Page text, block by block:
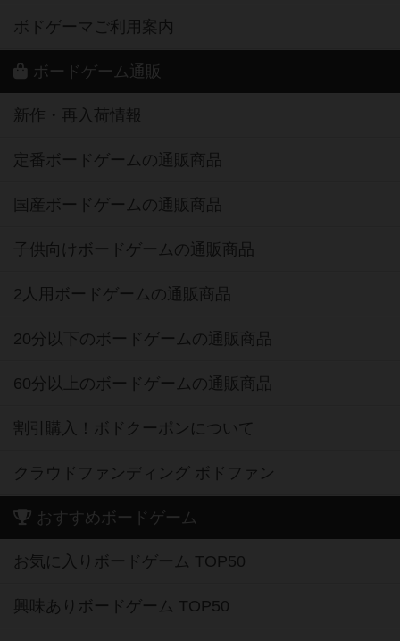
ボドゲーマご利用案内
ボードゲーム通販
新作・再入荷情報
定番ボードゲームの通販商品
国産ボードゲームの通販商品
子供向けボードゲームの通販商品
2人用ボードゲームの通販商品
20分以下のボードゲームの通販商品
60分以上のボードゲームの通販商品
割引購入！ボドクーポンについて
クラウドファンディング ボドファン
おすすめボードゲーム
お気に入りボードゲーム TOP50
興味ありボードゲーム TOP50